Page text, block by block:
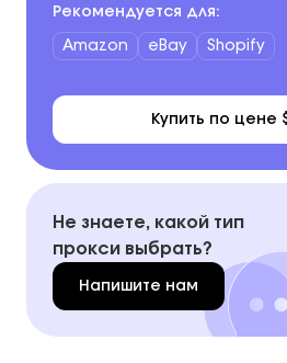
Рекомендуется для:
Amazon eBay Shopify
Купить по цене
Не знаете, какой тип
прокси выбрать?
Напишите нам